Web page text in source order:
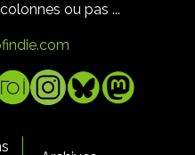
ou pas ...